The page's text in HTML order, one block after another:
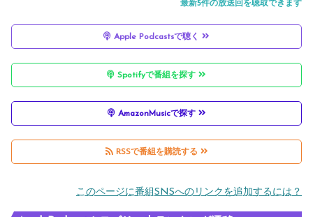
最新5件の放送回を聴取できます
Apple Podcastsで聴く
Spotifyで番組を探す
AmazonMusicで探す
RSSで番組を購読する
このページに番組SNSへのリンクを追加するには？